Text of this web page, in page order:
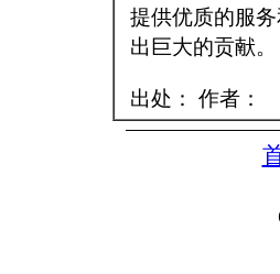
提供优质的服
出巨大的贡献。
出处： 作者：